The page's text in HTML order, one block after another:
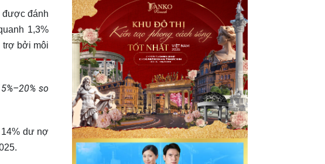
được đánh
1,3%
trợ bởi môi
so
14% dư nợ